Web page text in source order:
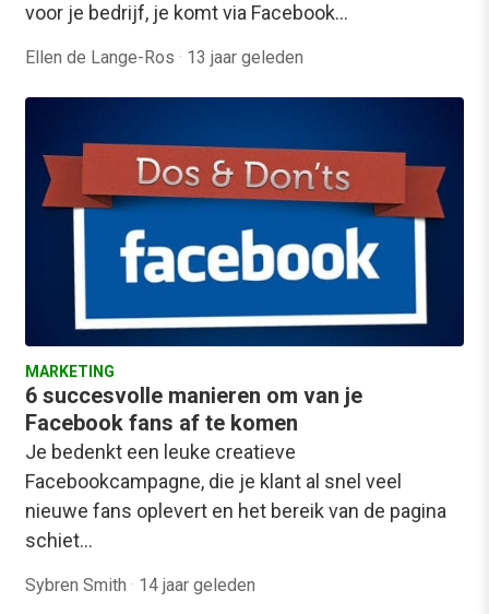
voor je bedrijf, je komt via Facebook…
Ellen de Lange-Ros · 13 jaar geleden
MARKETING
6 succesvolle manieren om van je
Facebook fans af te komen
Je bedenkt een leuke creatieve
Facebookcampagne, die je klant al snel veel
nieuwe fans oplevert en het bereik van de pagina
schiet…
Sybren Smith · 14 jaar geleden